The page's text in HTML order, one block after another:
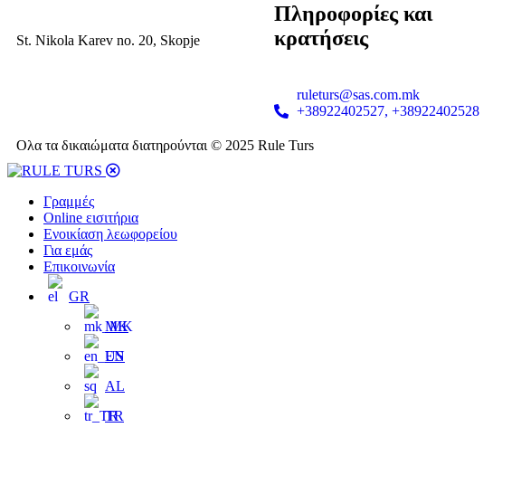
St. Nikola Karev no. 20, Skopje
Πληροφορίες και
κρατήσεις
ruleturs@sas.com.mk
+38922402527, +38922402528
Ολα τα δικαιώματα διατηρούνται © 2025 Rule Turs
Γραμμές
Online εισιτήρια
Ενοικίαση λεωφορείου
Για εμάς
Επικοινωνία
GR
MK
EN
AL
TR